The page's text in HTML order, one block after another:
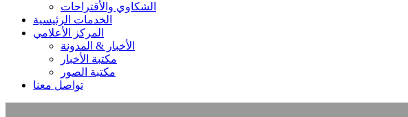
الشكاوي والأقتراحات
الخدمات الرئيسية
المركز الأعلامي
الأخبار & المدونة
مكتبة الأخبار
مكتبة الصور
تواصل معنا